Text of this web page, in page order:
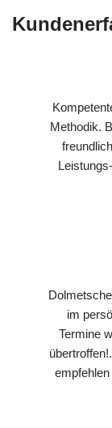
Methodik.
im
Termine